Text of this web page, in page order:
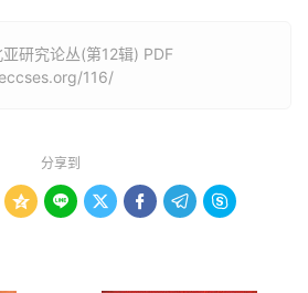
研究论丛(第12辑) PDF
116/
分享到
     